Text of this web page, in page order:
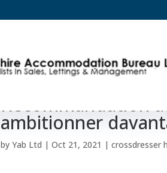
Une nouvelle
Recommandation
ambitionner
byYab Ltd |Oct 21, 2021 |crossdresser